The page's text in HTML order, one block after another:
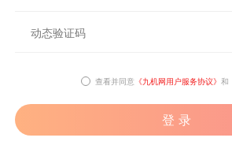
查看并同意 《九机网用户服务协议》 和
登 录